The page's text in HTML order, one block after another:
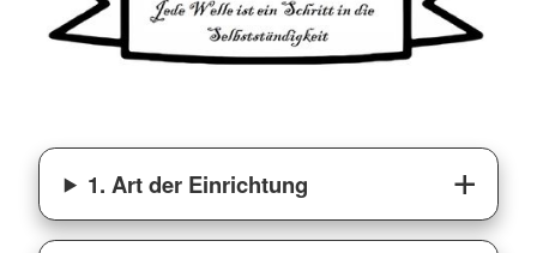
1. Art der Einrichtung